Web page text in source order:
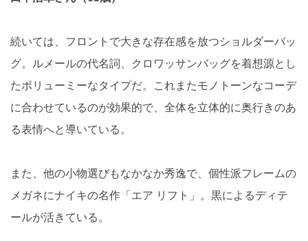
続いては、フロントで大きな存在感を放つショルダーバッ
グ。ルメールの代名詞、クロワッサンバッグを着想源とし
たボリューミーなタイプだ。これまたモノトーンなコーデ
に合わせているのが効果的で、全体を立体的に奥行きのあ
る表情へと導いている。
また、他の小物選びもなかなか秀逸で、個性派フレームの
メガネにナイキの名作「エア リフト」。黒によるディテ
ールが活きている。